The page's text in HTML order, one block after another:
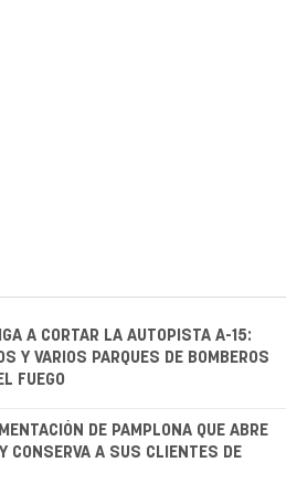
A CORTAR LA AUTOPISTA A-15:
Y VARIOS PARQUES DE BOMBEROS
FUEGO
DE PAMPLONA QUE ABRE
CONSERVA A SUS CLIENTES DE